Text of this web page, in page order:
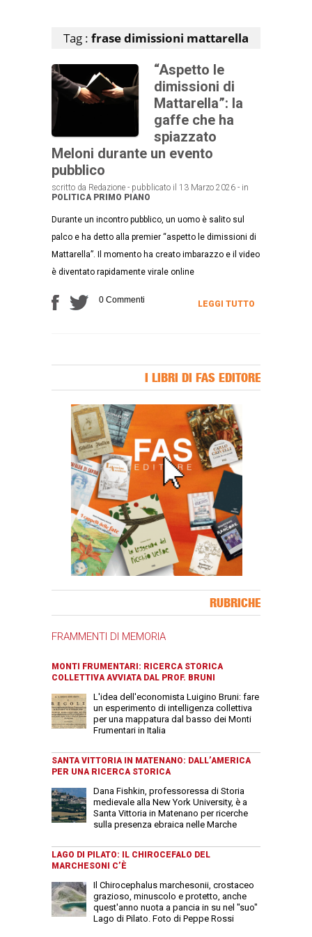
Tag : frase dimissioni mattarella
“Aspetto le
dimissioni di
Mattarella”: la
gaffe che ha
spiazzato
Meloni durante un evento
pubblico
scritto da Redazione - pubblicato il 13 Marzo 2026 - in
POLITICA PRIMO PIANO
Durante un incontro pubblico, un uomo è salito sul
palco e ha detto alla premier “aspetto le dimissioni di
Mattarella”. Il momento ha creato imbarazzo e il video
è diventato rapidamente virale online
0 Commenti LEGGI TUTTO
I LIBRI DI FAS EDITORE
RUBRICHE
FRAMMENTI DI MEMORIA
MONTI FRUMENTARI: RICERCA STORICA
COLLETTIVA AVVIATA DAL PROF. BRUNI
L'idea dell'economista Luigino Bruni: fare
un esperimento di intelligenza collettiva
per una mappatura dal basso dei Monti
Frumentari in Italia
SANTA VITTORIA IN MATENANO: DALL’AMERICA
PER UNA RICERCA STORICA
Dana Fishkin, professoressa di Storia
medievale alla New York University, è a
Santa Vittoria in Matenano per ricerche
sulla presenza ebraica nelle Marche
LAGO DI PILATO: IL CHIROCEFALO DEL
MARCHESONI C’È
Il Chirocephalus marchesonii, crostaceo
grazioso, minuscolo e protetto, anche
quest'anno nuota a pancia in su nel "suo"
Lago di Pilato. Foto di Peppe Rossi